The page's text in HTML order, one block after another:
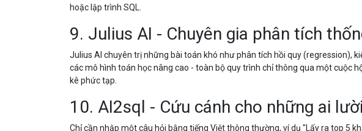
hoặc lập trình SQL.
9. Julius AI - Chuyên gia phân tích
Julius AI chuyên trị những bài toán khó như phân tích hồi quy (regression),
các mô hình toán học nâng cao - toàn bộ quy trình chỉ thông qua một cuộc
kê phức tạp.
10. AI2sql - Cứu cánh cho những ai
Chỉ cần nhập một câu hỏi bằng tiếng Việt thông thường, ví dụ "Lấy ra top 5